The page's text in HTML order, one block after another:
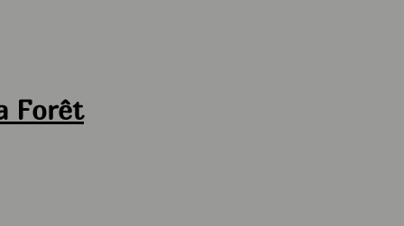
Forêt